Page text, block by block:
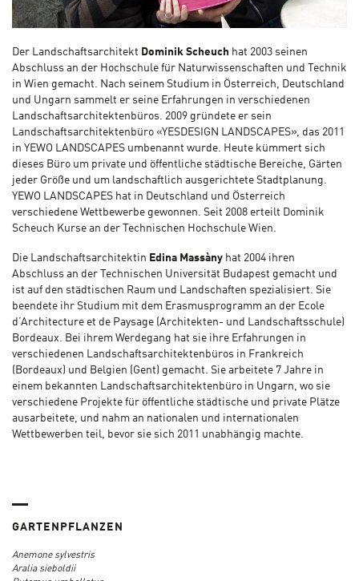
Der Landschaftsarchitekt Dominik Scheuch hat 2003 seinen
Abschluss an der Hochschule für Naturwissenschaften und Technik
in Wien gemacht. Nach seinem Studium in Österreich, Deutschland
und Ungarn sammelt er seine Erfahrungen in verschiedenen
Landschaftsarchitektenbüros. 2009 gründete er sein
Landschaftsarchitektenbüro «YESDESIGN LANDSCAPES», das 2011
in YEWO LANDSCAPES umbenannt wurde. Heute kümmert sich
dieses Büro um private und öffentliche städtische Bereiche, Gärten
jeder Größe und um landschaftlich ausgerichtete Stadtplanung.
YEWO LANDSCAPES hat in Deutschland und Österreich
verschiedene Wettbewerbe gewonnen. Seit 2008 erteilt Dominik
Scheuch Kurse an der Technischen Hochschule Wien.
Die Landschaftsarchitektin Edina Massàny hat 2004 ihren
Abschluss an der Technischen Universität Budapest gemacht und
ist auf den städtischen Raum und Landschaften spezialisiert. Sie
beendete ihr Studium mit dem Erasmusprogramm an der Ecole
d’Architecture et de Paysage (Architekten- und Landschaftsschule)
Bordeaux. Bei ihrem Werdegang hat sie ihre Erfahrungen in
verschiedenen Landschaftsarchitektenbüros in Frankreich
(Bordeaux) und Belgien (Gent) gemacht. Sie arbeitete 7 Jahre in
einem bekannten Landschaftsarchitektenbüro in Ungarn, wo sie
verschiedene Projekte für öffentliche städtische und private Plätze
ausarbeitete, und nahm an nationalen und internationalen
Wettbewerben teil, bevor sie sich 2011 unabhängig machte.
GARTENPFLANZEN
Anemone sylvestris
Aralia sieboldii